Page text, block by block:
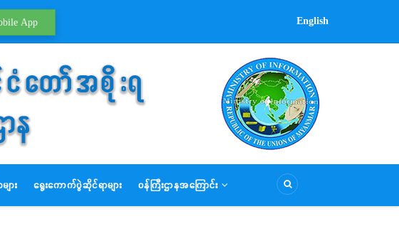
App English
ား ရွေးကောက်ပွဲဆိုင်ရာများ ဝန်ကြီးဌာနအကြောင်း